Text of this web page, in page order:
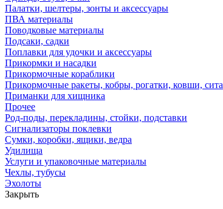
Палатки, шелтеры, зонты и аксессуары
ПВА материалы
Поводковые материалы
Подсаки, садки
Поплавки для удочки и аксессуары
Прикормки и насадки
Прикормочные кораблики
Прикормочные ракеты, кобры, рогатки, ковши, сита
Приманки для хищника
Прочее
Род-поды, перекладины, стойки, подставки
Сигнализаторы поклевки
Сумки, коробки, ящики, ведра
Удилища
Услуги и упаковочные материалы
Чехлы, тубусы
Эхолоты
Закрыть